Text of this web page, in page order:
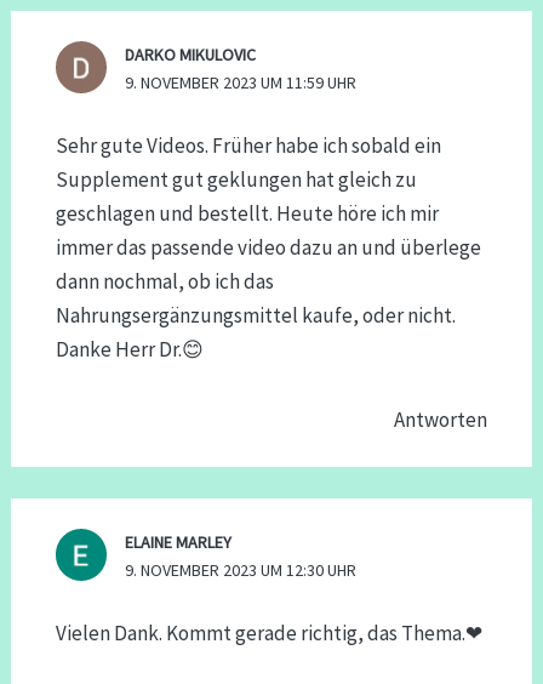
DARKO MIKULOVIC
9. NOVEMBER 2023 UM 11:59 UHR
Sehr gute Videos. Früher habe ich sobald ein
Supplement gut geklungen hat gleich zu
geschlagen und bestellt. Heute höre ich mir
immer das passende video dazu an und überlege
dann nochmal, ob ich das
Nahrungsergänzungsmittel kaufe, oder nicht.
Danke Herr Dr.😊
Antworten
ELAINE MARLEY
9. NOVEMBER 2023 UM 12:30 UHR
Vielen Dank. Kommt gerade richtig, das Thema.❤